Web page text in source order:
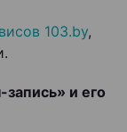
103.by,
и его